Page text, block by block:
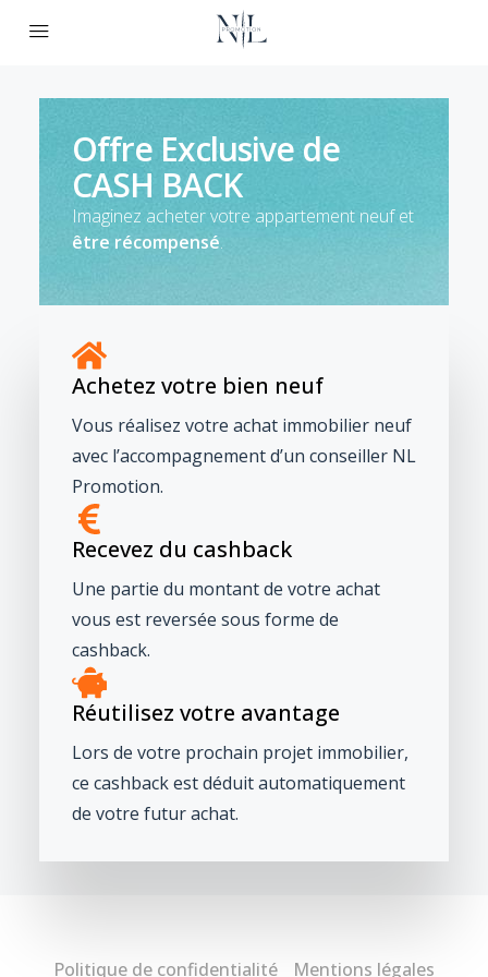
Offre Exclusive de
CASH BACK
Imaginez acheter votre appartement neuf et
être récompensé.
Achetez votre bien neuf
Vous réalisez votre achat immobilier neuf
avec l’accompagnement d’un conseiller NL
Promotion.
Recevez du cashback
Une partie du montant de votre achat
vous est reversée sous forme de
cashback.
Réutilisez votre avantage
Lors de votre prochain projet immobilier,
ce cashback est déduit automatiquement
de votre futur achat.
Politique de confidentialité Mentions légales